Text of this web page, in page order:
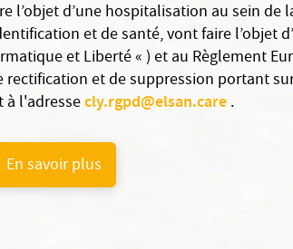
d’une hospitalisation au sein de
et de santé, vont faire l’objet
et Liberté « ) et au Règlement
et de suppression portant
à l'adressecly.rgpd@elsan.care.
En savoir plus